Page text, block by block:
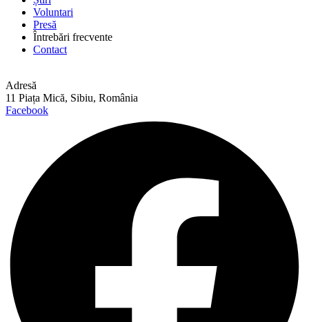
Voluntari
Presă
Întrebări frecvente
Contact
Adresă
11 Piața Mică, Sibiu, România
Facebook